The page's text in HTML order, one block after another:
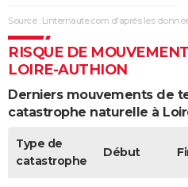
Source : Linternaute.com d'après les
RISQUE DE
LOIRE-AUTHION
Derniers mouvements de
catastrophe naturelle à
Type de
catastrophe
Début